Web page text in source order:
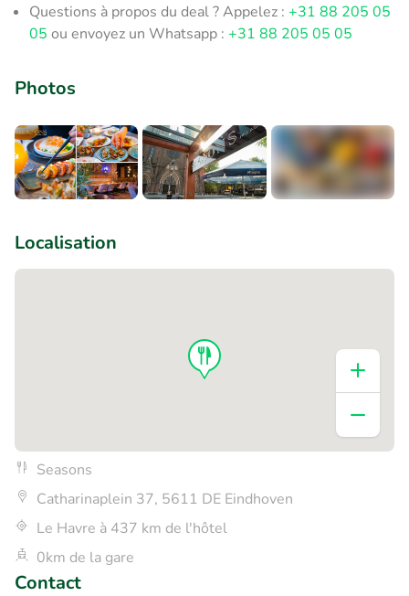
Questions à propos du deal ? Appelez : +31 88 205 05
05 ou envoyez un Whatsapp : +31 88 205 05 05
Photos
Localisation
Seasons
Catharinaplein 37, 5611 DE Eindhoven
Le Havre à 437 km de l'hôtel
0km de la gare
Contact